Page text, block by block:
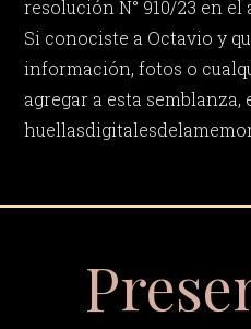
resolución N° 910/23 en el
Si conociste a Octavio y
información, fotos o
agregar a esta semblanza,